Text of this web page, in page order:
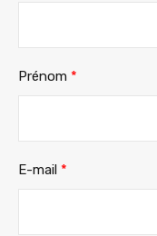
Prénom *
E-mail *